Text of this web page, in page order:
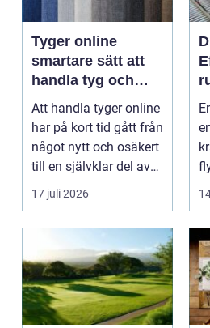
Tyger online
smartare sätt att
handla tyg och
hemtextil
Att handla tyger online
har på kort tid gått från
något nytt och osäkert
till en självklar del av
må...
17 juli 2026